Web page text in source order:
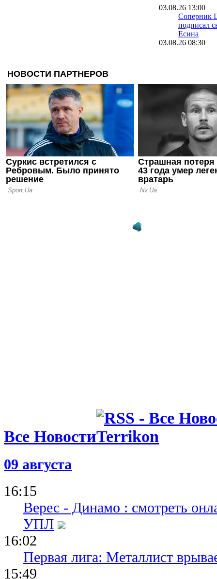
03.08.26 13:00
Соперник
подписал
Есина
03.08.26 08:30
16.07.26 18:11
Сергей
нас в
12.07.26 12:31
Ротань:
слабое
последних
Все Новости
09 августа
16:15
Верес - Динамо : смотреть
УПЛ
16:02
Первая лига: Металлист
15:49